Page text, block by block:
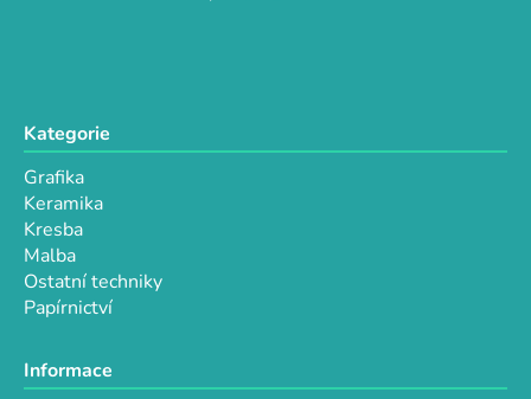
s
Kategorie
Grafika
Keramika
Kresba
Malba
Ostatní techniky
Papírnictví
Informace